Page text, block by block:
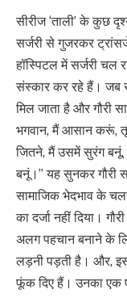
सीरीज ‘ताली’ के कुछ
सर्जरी से गुजरकर
हॉस्पिटल में सर्जरी
संस्कार कर रहे हैं। जब
मिल जाता है और गौरी
भगवान, मैं आसान करूं, तू
जितने, मैं उसमें सुरंग बनूं,
बनूं।” यह सुनकर गौरी
सामाजिक भेदभाव के
का दर्जा नहीं दिया।
अलग पहचान बनाने के
लड़नी पड़ती है। और,
फूंक दिए हैं। उनका एक